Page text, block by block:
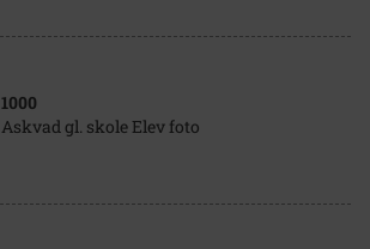
1000
Askvad gl. skole Elev foto